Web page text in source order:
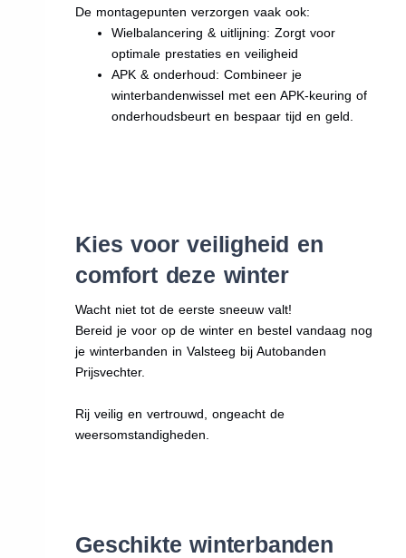
De montagepunten verzorgen vaak ook:
Wielbalancering & uitlijning: Zorgt voor
optimale prestaties en veiligheid
APK & onderhoud: Combineer je
winterbandenwissel met een APK-keuring of
onderhoudsbeurt en bespaar tijd en geld.
Kies voor veiligheid en
comfort deze winter
Wacht niet tot de eerste sneeuw valt!
Bereid je voor op de winter en bestel vandaag nog
je winterbanden in Valsteeg bij Autobanden
Prijsvechter.
Rij veilig en vertrouwd, ongeacht de
weersomstandigheden.
Geschikte winterbanden